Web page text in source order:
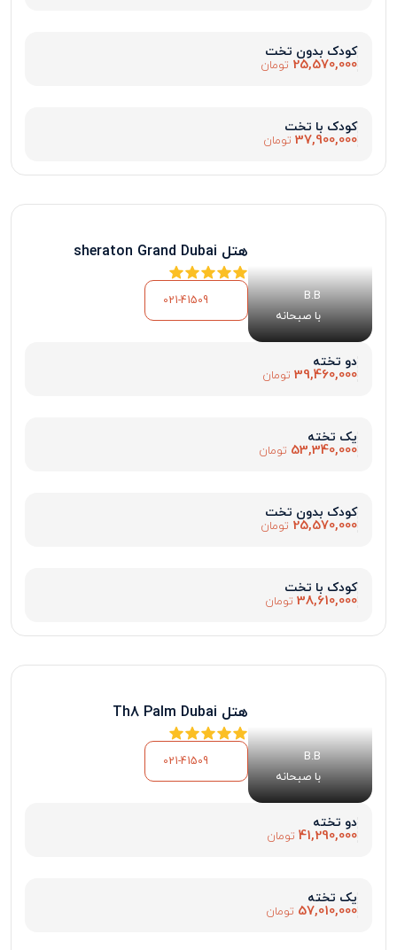
کودک بدون تخت
25,570,000 تومان
کودک با تخت
37,900,000 تومان
B.B
با صبحانه
هتل sheraton Grand Dubai
021-41509
دو تخته
39,460,000 تومان
یک تخته
53,340,000 تومان
کودک بدون تخت
25,570,000 تومان
کودک با تخت
38,610,000 تومان
B.B
با صبحانه
هتل Th8 Palm Dubai
021-41509
دو تخته
41,290,000 تومان
یک تخته
57,010,000 تومان